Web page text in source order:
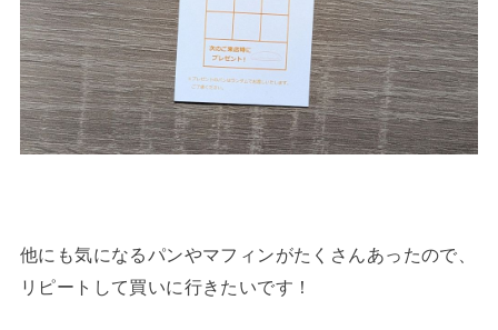
他にも気になるパンやマフィンがたくさんあったので、
リピートして買いに行きたいです！